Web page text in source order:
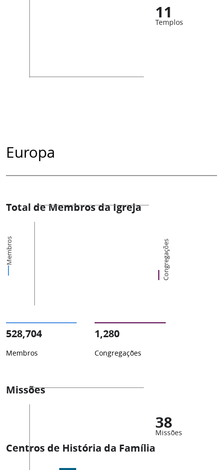
11
Templos
Europa
Total de Membros da Igreja
Membros Congregações
528,704
Membros
1,280
Congregações
Missões
38
Missões
Centros de História da Família